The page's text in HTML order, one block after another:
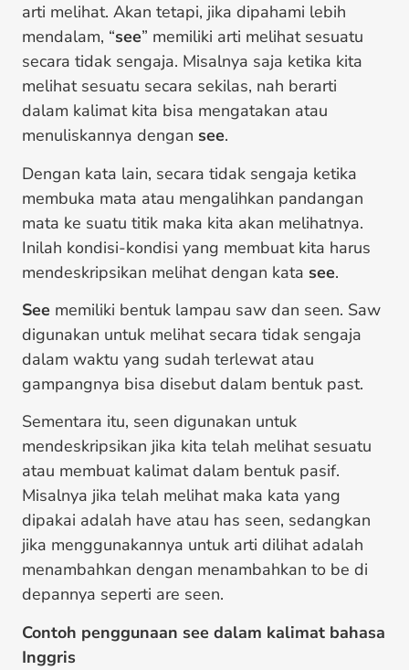
arti melihat. Akan tetapi, jika dipahami lebih
mendalam, “see” memiliki arti melihat sesuatu
secara tidak sengaja. Misalnya saja ketika kita
melihat sesuatu secara sekilas, nah berarti
dalam kalimat kita bisa mengatakan atau
menuliskannya dengan see.
Dengan kata lain, secara tidak sengaja ketika
membuka mata atau mengalihkan pandangan
mata ke suatu titik maka kita akan melihatnya.
Inilah kondisi-kondisi yang membuat kita harus
mendeskripsikan melihat dengan kata see.
See memiliki bentuk lampau saw dan seen. Saw
digunakan untuk melihat secara tidak sengaja
dalam waktu yang sudah terlewat atau
gampangnya bisa disebut dalam bentuk past.
Sementara itu, seen digunakan untuk
mendeskripsikan jika kita telah melihat sesuatu
atau membuat kalimat dalam bentuk pasif.
Misalnya jika telah melihat maka kata yang
dipakai adalah have atau has seen, sedangkan
jika menggunakannya untuk arti dilihat adalah
menambahkan dengan menambahkan to be di
depannya seperti are seen.
Contoh penggunaan see dalam kalimat bahasa
Inggris